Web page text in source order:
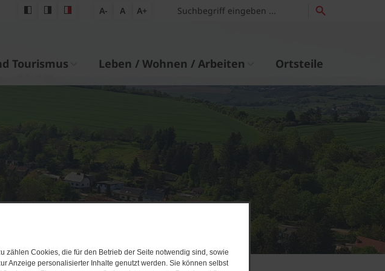
zählen Cookies, die für den Betrieb der Seite notwendig sind, sowie
Anzeige personalisierter Inhalte genutzt werden. Sie können selbst
A- A A+
Tourismus Leben / Wohnen / Arbeiten Ortsteile